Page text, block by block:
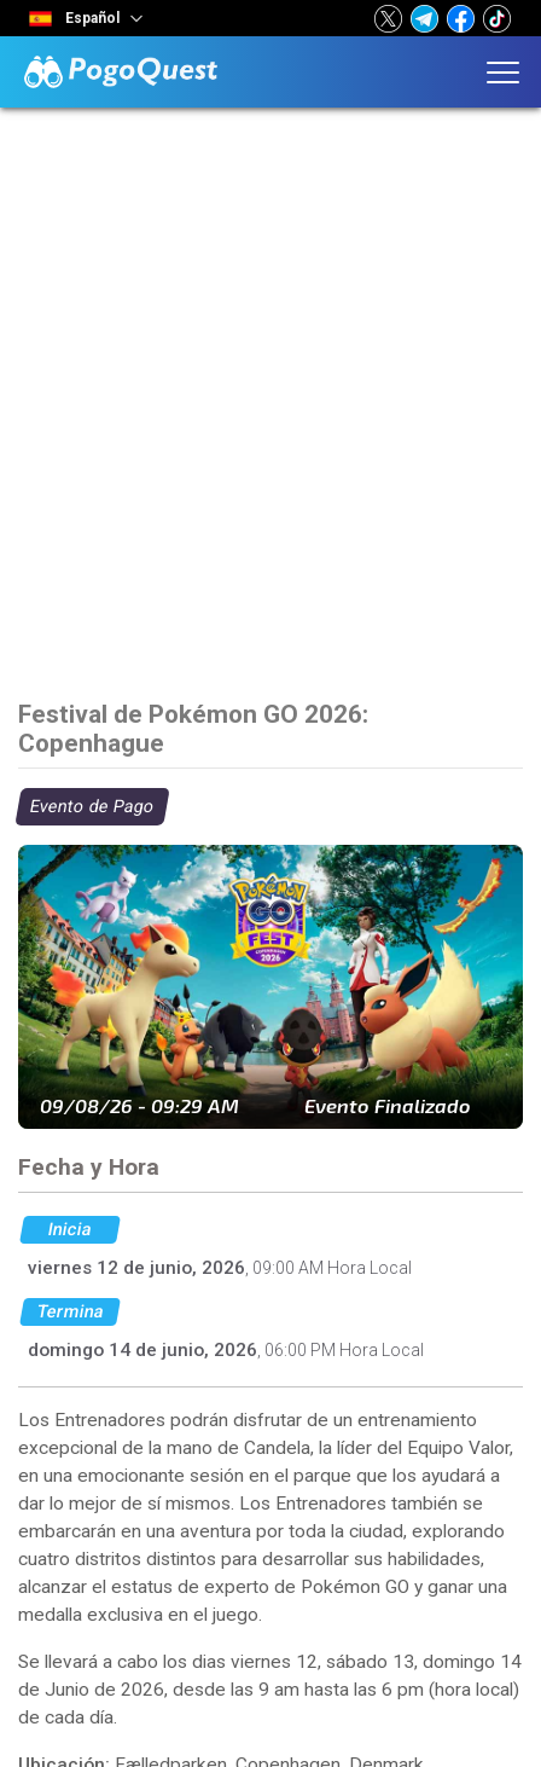
Español
Festival de Pokémon GO 2026:
Copenhague
Evento de Pago
09/08/26 - 09:29 AM Evento Finalizado
Fecha y Hora
Inicia
viernes 12 de junio, 2026, 09:00 AM Hora Local
Termina
domingo 14 de junio, 2026, 06:00 PM Hora Local
Los Entrenadores podrán disfrutar de un entrenamiento
excepcional de la mano de Candela, la líder del Equipo Valor,
en una emocionante sesión en el parque que los ayudará a
dar lo mejor de sí mismos. Los Entrenadores también se
embarcarán en una aventura por toda la ciudad, explorando
cuatro distritos distintos para desarrollar sus habilidades,
alcanzar el estatus de experto de Pokémon GO y ganar una
medalla exclusiva en el juego.
Se llevará a cabo los dias viernes 12, sábado 13, domingo 14
de Junio de 2026, desde las 9 am hasta las 6 pm (hora local)
de cada día.